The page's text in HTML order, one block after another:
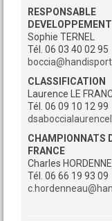
RESPONSABLE
DEVELOPPEMENT
Sophie TERNEL
Tél. 06 03 40 02 95
CLASSIFICATION
Laurence LE
Tél. 06 09 10 12 99
CHAMPIONNATS
FRANCE
Charles
Tél. 06 66 19 93 09